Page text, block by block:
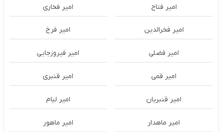
امیر فتاح امیر فخاری
امیر فخرالدین امیر فرخ
امیر فضلی امیر فیروزجایی
امیر قمی امیر قنبری
امیر قنبریان امیر لیام
امیر ماهدار امیر ماهور